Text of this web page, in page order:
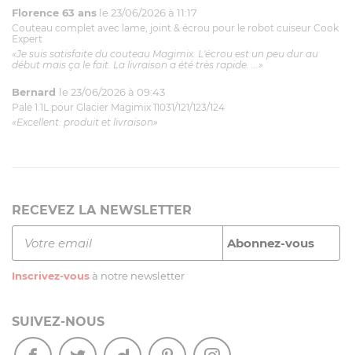
Florence 63 ans le 23/06/2026 à 11:17
Couteau complet avec lame, joint & écrou pour le robot cuiseur Cook
Expert
«Je suis satisfaite du couteau Magimix. L'écrou est un peu dur au
début mais ça le fait. La livraison a été très rapide. ...»
Bernard le 23/06/2026 à 09:43
Pale 1.1L pour Glacier Magimix 11031/121/123/124
«Excellent: produit et livraison»
RECEVEZ LA NEWSLETTER
Inscrivez-vous à notre newsletter
SUIVEZ-NOUS